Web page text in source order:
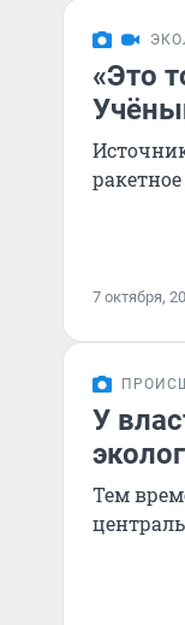
«Это
7 октября,
У
Тем